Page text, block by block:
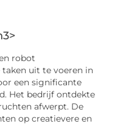
robot
uit te voeren in
een significante
Het bedrijf ontdekte
afwerpt. De
op creatievere en